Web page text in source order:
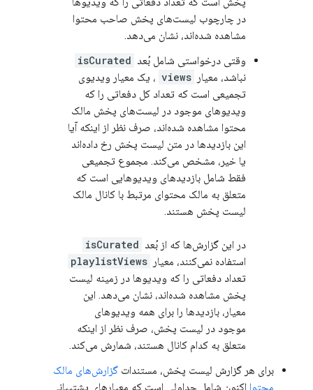
در چارچوب لیست‌های پخش صاحب محتوا
مشاهده شده‌اند، نشان می‌دهد.
وقتی درخواستی شامل بُعد isCurated
نباشد، معیار views ، یک معیار ویدیوی
تجمیعی است که تعداد کل دفعاتی را که
ویدیوهای موجود در لیست‌های پخش مالک
محتوا مشاهده شده‌اند، صرف نظر از اینکه آیا
این بازدیدها در متن لیست پخش رخ داده‌اند
یا خیر، مشخص می‌کند. مجموع تجمیعی
فقط شامل بازدیدهای ویدیوهایی است که
متعلق به مالک محتوای مرتبط با کانال مالک
لیست پخش هستند.
در این گزارش‌ها که از بُعد isCurated
استفاده نمی‌کنند، معیار playlistViews
تعداد دفعاتی را که ویدیوها در زمینه لیست
پخش مشاهده شده‌اند، نشان می‌دهد. این
معیار، بازدیدها را برای همه ویدیوهای
موجود در لیست پخش، صرف نظر از اینکه
متعلق به کدام کانال هستند، شمارش می‌کند.
برای هر گزارش لیست پخش، مستندات گزارش‌های مالک
محتوا اکنون شامل جداولی است که معیارهای پشتیبانی